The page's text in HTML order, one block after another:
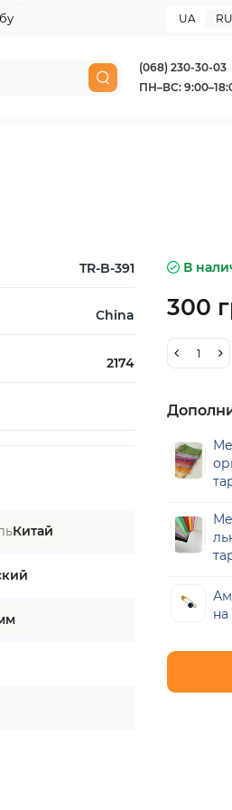
UA RU
(068) 230-30-03
ПН–ВС:
TR-B-391
China
2174
Китай
В
300
на